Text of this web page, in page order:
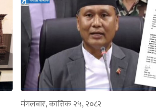
मंगलबार, कात्तिक २५, २०८२